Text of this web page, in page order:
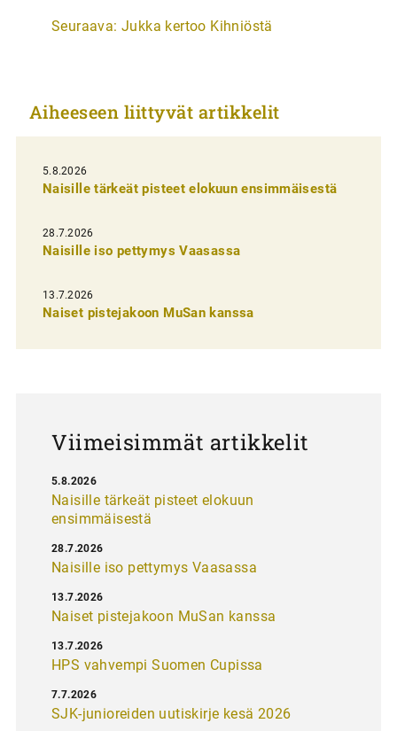
t
k
e
l
i
e
n
e
Seuraava: Jukka kertoo Kihniöstä
Aiheeseen liittyvät artikkelit
5.8.2026
Naisille tärkeät pisteet elokuun ensimmäisestä
28.7.2026
Naisille iso pettymys Vaasassa
13.7.2026
Naiset pistejakoon MuSan kanssa
Viimeisimmät artikkelit
Naisille tärkeät pisteet elokuun
ensimmäisestä
5.8.2026
Naisille iso pettymys Vaasassa
28.7.2026
Naiset pistejakoon MuSan kanssa
13.7.2026
HPS vahvempi Suomen Cupissa
13.7.2026
SJK-junioreiden uutiskirje kesä 2026
7.7.2026